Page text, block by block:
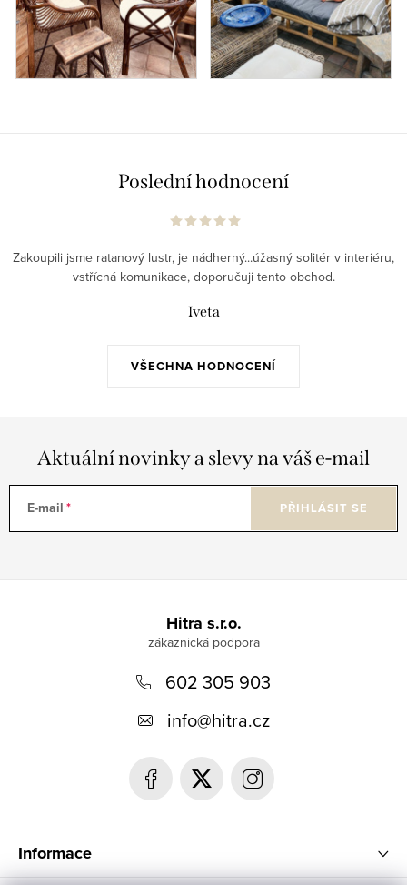
Poslední hodnocení
VŠECHNA HODNOCENÍ
Zakoupili jsme ratanový lustr, je nádherný...úžasný solitér v interiéru,
vstřícná komunikace, doporučuji tento obchod.
Iveta
Aktuální novinky a slevy na váš e-mail
E-mail PŘIHLÁSIT SE
Informace
Hitra s.r.o.
602 305 903
info@hitra.cz